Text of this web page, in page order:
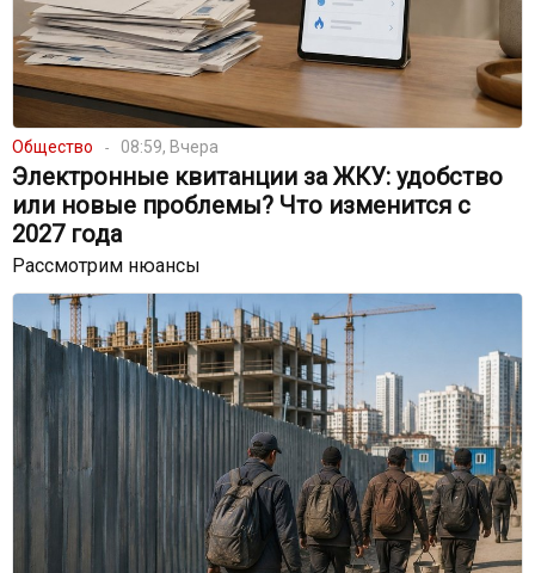
Общество 08:59, Вчера
Электронные квитанции за ЖКУ: удобство
или новые проблемы? Что изменится с
2027 года
Рассмотрим нюансы